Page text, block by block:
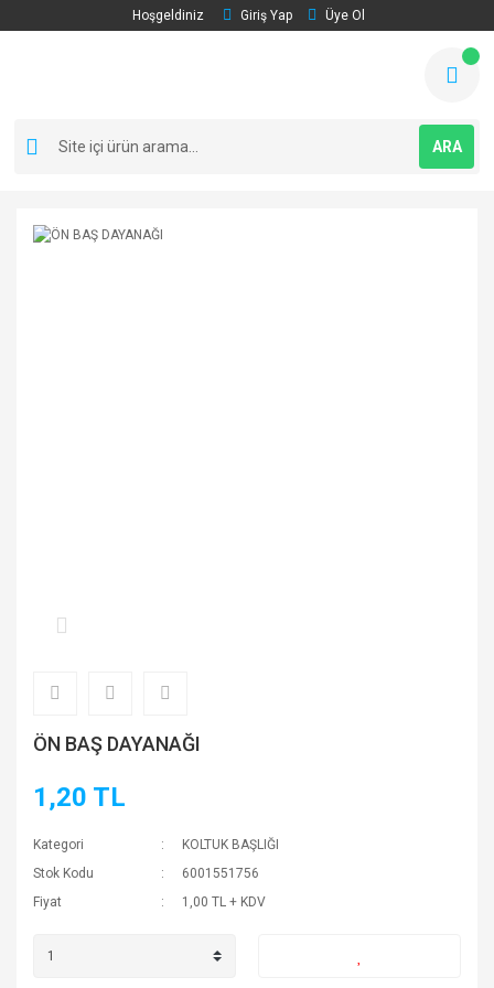
Hoşgeldiniz Giriş Yap Üye Ol
ARA
ÖN BAŞ DAYANAĞI
1,20 TL
Kategori
KOLTUK BAŞLIĞI
Stok Kodu
6001551756
Fiyat
1,00 TL + KDV